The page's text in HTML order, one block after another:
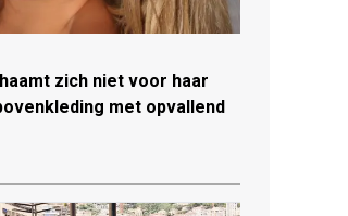
zich niet voor haar
met opvallend